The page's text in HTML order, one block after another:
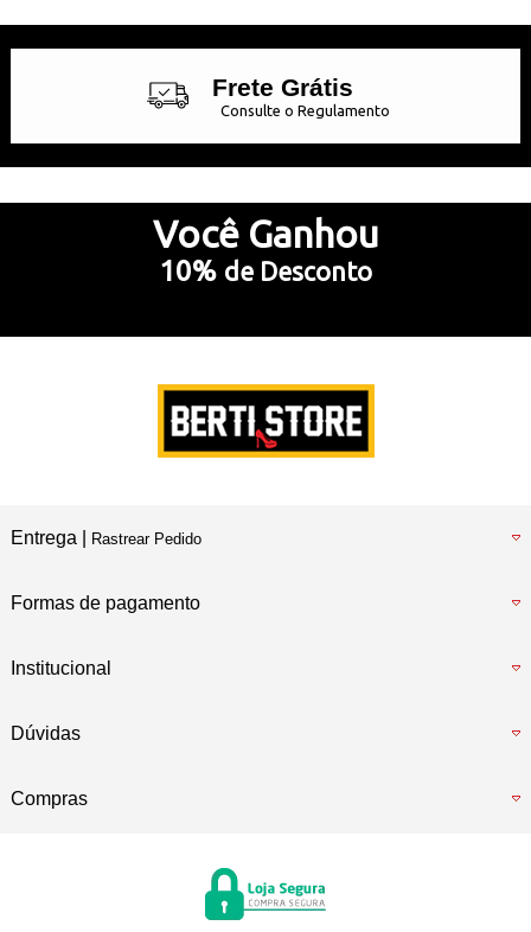
Frete Grátis
Consulte o Regulamento
no Cartão de Crédito
5% Desconto
Você Ganhou
10% de Desconto
Entrega | Rastrear Pedido
Formas de pagamento
Institucional
Dúvidas
Compras